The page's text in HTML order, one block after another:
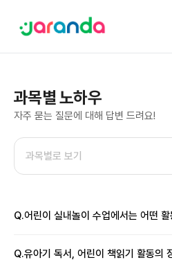
과목별 노하우
자주 묻는 질문에 대해 답변 드려요!
Q.어린이 실내놀이 수업에서는 어떤
Q.유아기 독서, 어린이 책읽기 활동의